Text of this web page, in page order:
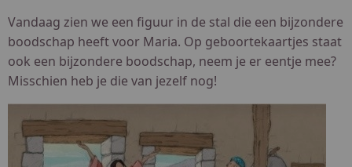
Vandaag zien we een figuur in de stal die een bijzondere
boodschap heeft voor Maria. Op geboortekaartjes staat
ook een bijzondere boodschap, neem je er eentje mee?
Misschien heb je die van jezelf nog!